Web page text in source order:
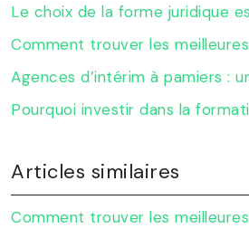
Le choix de la forme juridique
Comment trouver les
Agences d’intérim à pamiers :
Pourquoi investir dans la
Articles similaires
Comment trouver les